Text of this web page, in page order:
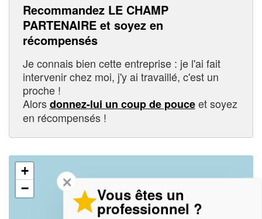
Recommandez LE CHAMP
PARTENAIRE et soyez en
récompensés
Je connais bien cette entreprise : je l'ai fait
intervenir chez moi, j'y ai travaillé, c'est un
proche !
Alorsdonnez-lui un coup de pouceet soyez
en récompensés !
+
−
✕
Vous êtes un
professionnel ?